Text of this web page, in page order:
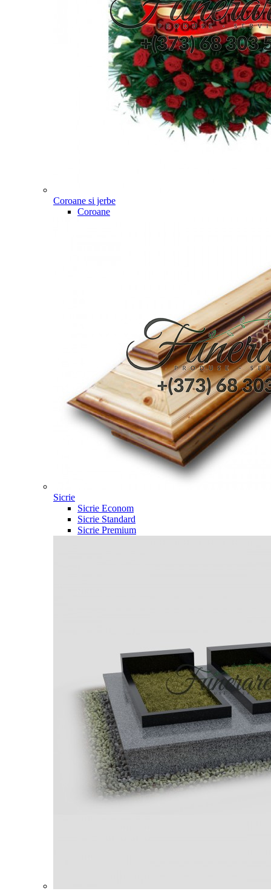
Coroane si jerbe
Coroane
Sicrie
Sicrie Econom
Sicrie Standard
Sicrie Premium